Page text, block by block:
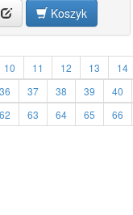
Koszyk
10 11 12 13 14
36 37 38 39 40
62 63 64 65 66